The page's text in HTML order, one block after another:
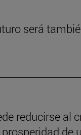
será
reducirse al
de